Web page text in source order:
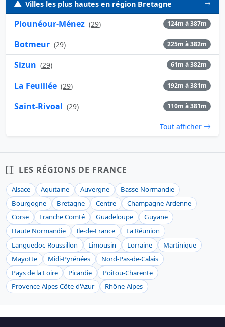
Villes les plus hautes en région Bretagne
Plounéour-Ménez (29) 124m à 387m
Botmeur (29) 225m à 382m
Sizun (29) 61m à 382m
La Feuillée (29) 192m à 381m
Saint-Rivoal (29) 110m à 381m
Tout afficher
LES RÉGIONS DE FRANCE
Alsace Aquitaine Auvergne
Basse-Normandie
Bourgogne
Bretagne Centre
Champagne-Ardenne
Corse
Franche Comté Guadeloupe
Guyane
Haute Normandie
Ile-de-France
La Réunion
Languedoc-Roussillon
Limousin Lorraine
Martinique
Mayotte
Midi-Pyrénées
Nord-Pas-de-Calais
Pays de la Loire
Picardie
Poitou-Charente
Provence-Alpes-Côte-d'Azur
Rhône-Alpes